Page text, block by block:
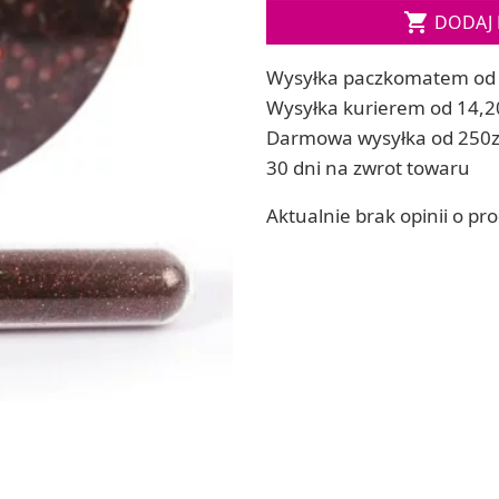
ręcznych
Soda, kwasek, formy do kul do kąpieli
RZEŹBA, GLINY I ODLEWY
Lepienie i rzeźbienie
Odlewy dekoracyjne
Tworzenie z gliny polimerowej
Modelowanie dla dzieci
 DODAJ
Wysyłka paczkomatem od
Wysyłka kurierem od
Darmowa wysyłka od
30 dni na zwrot towaru
Aktualnie brak opinii o